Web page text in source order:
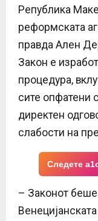
Република
реформската
правда Ален
Закон е
процедура,
сите опфатени
директен
слабости на
Следете
– Законот